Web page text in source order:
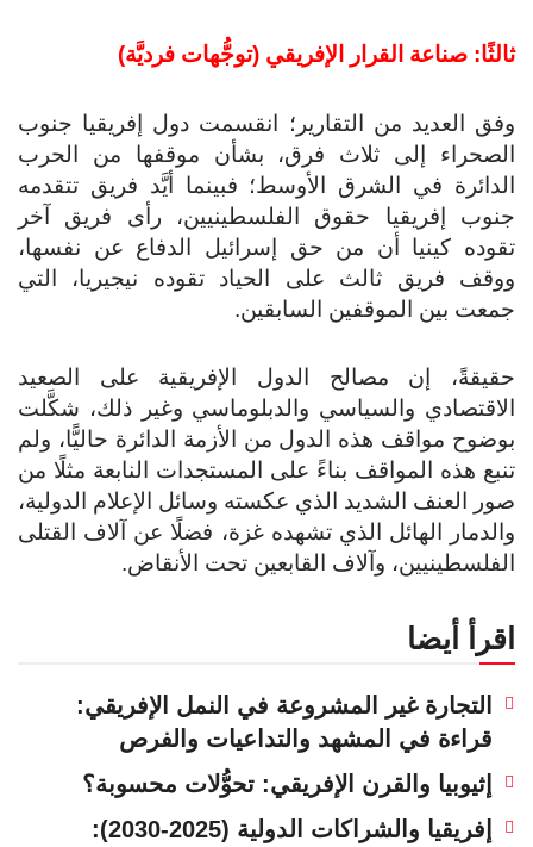
ثالثًا: صناعة القرار الإفريقي(توجُّهات فرديَّة)
وفق العديد من التقارير؛ انقسمت دول إفريقيا جنوب
الصحراء إلى ثلاث فرق، بشأن موقفها من الحرب
الدائرة في الشرق الأوسط؛ فبينما أيَّد فريق تتقدمه
جنوب إفريقيا حقوق الفلسطينيين، رأى فريق آخر
تقوده كينيا أن من حق إسرائيل الدفاع عن نفسها،
ووقف فريق ثالث على الحياد تقوده نيجيريا، التي
جمعت بين الموقفين السابقين.
حقيقةً، إن مصالح الدول الإفريقية على الصعيد
الاقتصادي والسياسي والدبلوماسي وغير ذلك، شكَّلت
بوضوح مواقف هذه الدول من الأزمة الدائرة حاليًّا، ولم
تنبع هذه المواقف بناءً على المستجدات النابعة مثلًا من
صور العنف الشديد الذي عكسته وسائل الإعلام الدولية،
والدمار الهائل الذي تشهده غزة، فضلًا عن آلاف القتلى
الفلسطينيين، وآلاف القابعين تحت الأنقاض.
اقرأ أيضا
التجارة غير المشروعة في النمل الإفريقي:
قراءة في المشهد والتداعيات والفرص
إثيوبيا والقرن الإفريقي: تحوُّلات محسوبة؟
إفريقيا والشراكات الدولية (2025-2030):